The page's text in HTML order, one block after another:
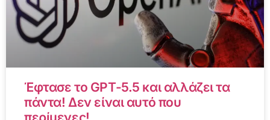
Έφτασε το GPT-5.5 και αλλάζει τα
πάντα! Δεν είναι αυτό που